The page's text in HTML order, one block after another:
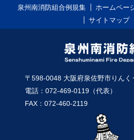
泉州南消防組合例規集 ホームペー
サイトマップ
〒598-0048 大阪府泉佐野市りんく
電話：072-469-0119（代表）
FAX：072-460-2119